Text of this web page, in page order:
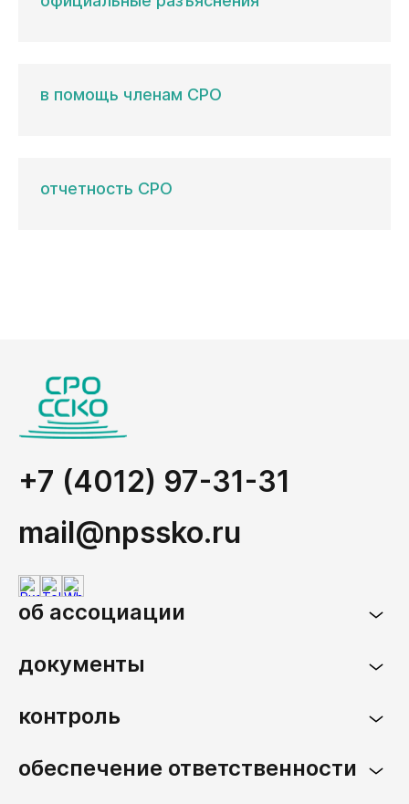
в помощь членам СРО
отчетность СРО
+7 (4012) 97-31-31
mail@npssko.ru
об ассоциации
документы
контроль
обеспечение ответственности